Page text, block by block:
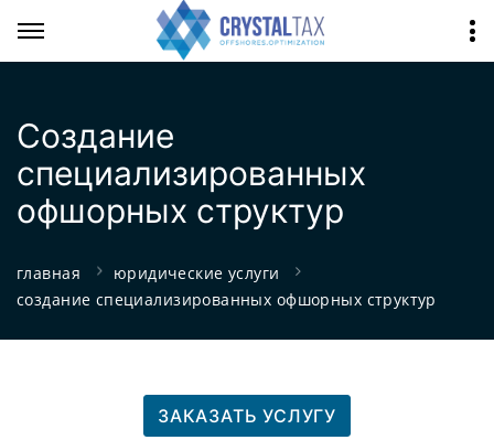
Создание
специализированных
офшорных структур
главная
юридические услуги
создание специализированных офшорных структур
ЗАКАЗАТЬ УСЛУГУ